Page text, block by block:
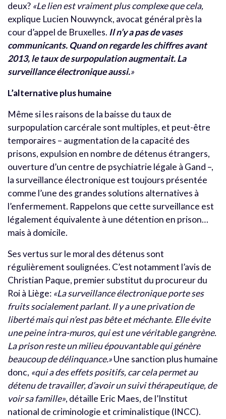
deux? «Le lien est vraiment plus complexe que cela,
explique Lucien Nouwynck, avocat général près la
cour d’appel de Bruxelles. Il n’y a pas de vases
communicants. Quand on regarde les chiffres avant
2013, le taux de surpopulation augmentait. La
surveillance électronique aussi.»
L’alternative plus humaine
Même si les raisons de la baisse du taux de
surpopulation carcérale sont multiples, et peut-être
temporaires – augmentation de la capacité des
prisons, expulsion en nombre de détenus étrangers,
ouverture d’un centre de psychiatrie légale à Gand –,
la surveillance électronique est toujours présentée
comme l’une des grandes solutions alternatives à
l’enfermement. Rappelons que cette surveillance est
légalement équivalente à une détention en prison…
mais à domicile.
Ses vertus sur le moral des détenus sont
régulièrement soulignées. C’est notamment l’avis de
Christian Paque, premier substitut du procureur du
Roi à Liège: «La surveillance électronique porte ses
fruits socialement parlant. Il y a une privation de
liberté mais qui n’est pas bête et méchante. Elle évite
une peine intra-muros, qui est une véritable gangrène.
La prison reste un milieu épouvantable qui génère
beaucoup de délinquance.»Une sanction plus humaine
donc, «qui a des effets positifs, car cela permet au
détenu de travailler, d’avoir un suivi thérapeutique, de
voir sa famille», détaille Eric Maes, de l’Institut
national de criminologie et criminalistique (INCC).